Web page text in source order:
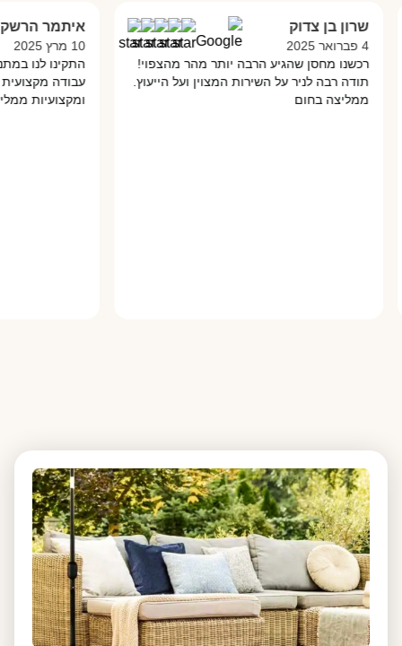
שרון בן צדוק
רכשנו מחסן שהגיע הרבה יותר מהר מהצפוי!
תודה רבה לניר על השירות המצוין ועל הייעוץ.
ממליצה בחום
איתמר הרשקו
10 מרץ 2025
התקינו לנו
עבודה מקצועית
ומקצועיות